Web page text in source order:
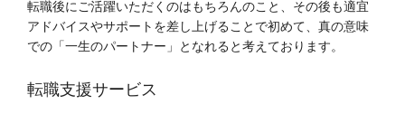
転職後にご活躍いただくのはもちろんのこと、その後も適宜
アドバイスやサポートを差し上げることで初めて、真の意味
での「一生のパートナー」となれると考えております。
転職支援サービス